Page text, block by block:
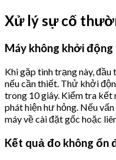
Xử lý sự cố
Máy không khởi
Khi gặp tình trạng này,
nếu cần thiết. Thử khởi
trong 10 giây. Kiểm tra kết
phát hiện hư hỏng. Nếu
máy về cài đặt gốc hoặc
Kết quả đo không ổn